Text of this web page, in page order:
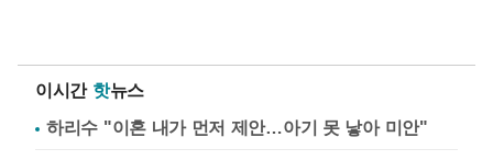
이시간 핫뉴스
하리수 "이혼 내가 먼저 제안…아기 못 낳아 미안"